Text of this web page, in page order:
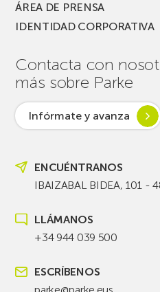
ÁREA DE PRENSA
IDENTIDAD CORPORATIVA
Contacta con
más sobre Parke
Infórmate y avanza
ENCUÉNTRANOS
IBAIZABAL BIDEA, 101 -
LLÁMANOS
+34 944 039 500
ESCRÍBENOS